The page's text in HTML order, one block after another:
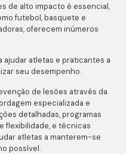
de alto impacto é essencial,
futebol, basquete e
oferecem inúmeros
ajudar atletas e praticantes a
seu desempenho.
de lesões através da
especializada e
detalhadas, programas
flexibilidade, e técnicas
atletas a manterem-se
possível.